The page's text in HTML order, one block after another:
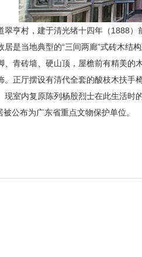
翠亨村，建于清光绪十四年（1888
居是当地典型的“三间两廊”式砖木
、青砖墙、硬山顶，屋檐前有精美
。正厅摆设有清代全套的酸枝木扶
室内复原陈列杨殷烈士在此生活时
公布为广东省重点文物保护单位。